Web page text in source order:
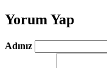
Yorum Yap
Adınız